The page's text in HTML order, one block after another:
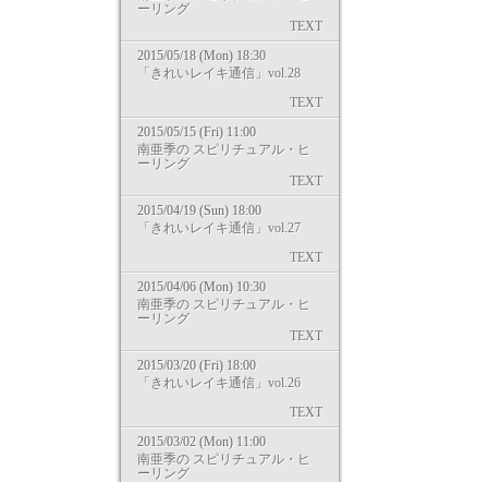
ーリング
TEXT
2015/05/18 (Mon) 18:30
「きれいレイキ通信」vol.28
TEXT
2015/05/15 (Fri) 11:00
南亜季の スピリチュアル・ヒ
ーリング
TEXT
2015/04/19 (Sun) 18:00
「きれいレイキ通信」vol.27
TEXT
2015/04/06 (Mon) 10:30
南亜季の スピリチュアル・ヒ
ーリング
TEXT
2015/03/20 (Fri) 18:00
「きれいレイキ通信」vol.26
TEXT
2015/03/02 (Mon) 11:00
南亜季の スピリチュアル・ヒ
ーリング